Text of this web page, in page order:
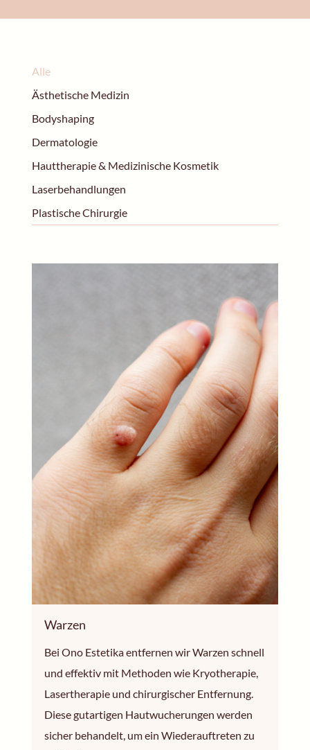
Alle
Ästhetische Medizin
Bodyshaping
Dermatologie
Hauttherapie & Medizinische Kosmetik
Laserbehandlungen
Plastische Chirurgie
Warzen
Bei Ono Estetika entfernen wir Warzen schnell
und effektiv mit Methoden wie Kryotherapie,
Lasertherapie und chirurgischer Entfernung.
Diese gutartigen Hautwucherungen werden
sicher behandelt, um ein Wiederauftreten zu